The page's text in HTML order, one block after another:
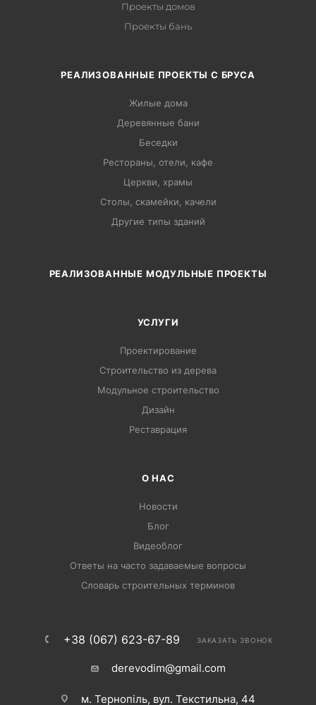
Проекты домов
Проекты бань
РЕАЛИЗОВАННЫЕ ПРОЕКТЫ С БРУСА
Жилые дома
Деревянные бани
Беседки
Рестораны, отели, кафе
Церкви, храмы
Столы, скамейки, качели
Другие типы зданий
РЕАЛИЗОВАННЫЕ МОДУЛЬНЫЕ ПРОЕКТЫ
УСЛУГИ
Проектирование
Строительство из дерева
Модульное строительство
Дизайн
Pеставрация
О НАС
Новости
Блог
Видеоблог
Ответы на часто задаваемые вопросы
Словарь строительных терминов
+38 (067) 623-67-89 ЗАКАЗАТЬ ЗВОНОК
derevodim@gmail.com
м. Тернопіль, вул. Текстильна, 44